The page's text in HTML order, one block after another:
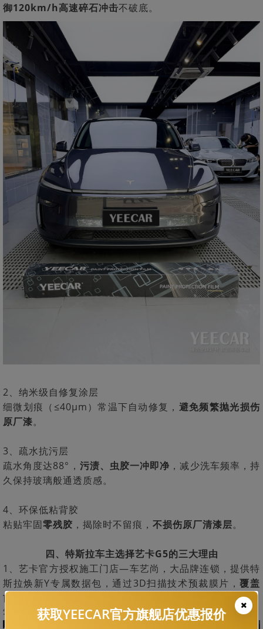
御120km/h高速碎石冲击不破底。
‌2、纳米级自修复涂层‌
细微划痕（≤40μm）常温下自动修复， 避免频繁抛光损伤
原厂漆。
‌3、疏水抗污层‌
疏水角度达88°， 污渍、虫胶一冲即净 ，减少洗车频率，持
久保持玻璃般通透质感。
‌4、环保低粘背胶‌
粘贴牢固零残胶 ，揭除时不留痕， 不损伤原厂清漆层。
四、特斯拉车主选择艺卡G5的三大理由
1、艺卡官方授权施工门店—车艺尚，大品牌连锁，提供特
斯拉焕新Y专属数据包，通过3D扫描技术预裁膜片，覆盖
前保险杠雷达孔、后尾翼曲面等复杂结构
，实现“零拆件、
零翘边”完美贴合。
获取YEECAR官方旗舰店优惠报价